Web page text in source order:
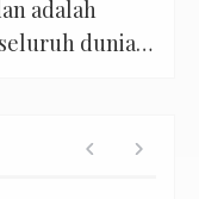
adalah
dunia.
kepada
yang perlu